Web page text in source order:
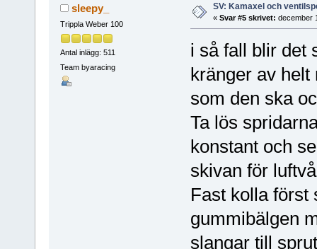
sleepy_
Trippla Weber 100
Antal inlägg: 511
Team byaracing
SV: Kamaxel och
« Svar #5 skrivet: december
i så fall blir det
kränger av helt
som den ska
Ta lös
konstant och
skivan för
Fast kolla först
gummibälgen
slangar till